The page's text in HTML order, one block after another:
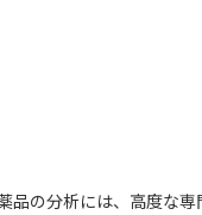
の分析には、高度な